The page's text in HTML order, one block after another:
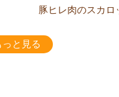
豚ヒレ肉のスカロ
っと見る